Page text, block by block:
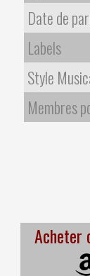
Date de
Labels
Style
Membres
Acheter